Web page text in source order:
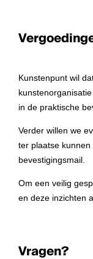
Kunstenpunt wil
in de praktische
Verder willen we
ter plaatse
bevestigingsmail.
Om een veilig
en deze inzichten
Vragen?